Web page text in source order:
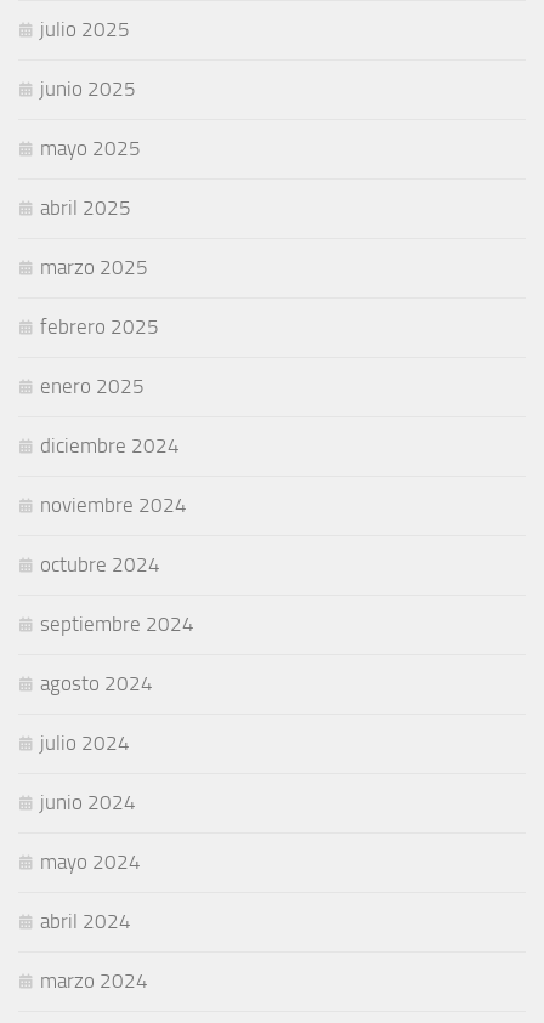
julio 2025
junio 2025
mayo 2025
abril 2025
marzo 2025
febrero 2025
enero 2025
diciembre 2024
noviembre 2024
octubre 2024
septiembre 2024
agosto 2024
julio 2024
junio 2024
mayo 2024
abril 2024
marzo 2024